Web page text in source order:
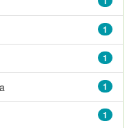
1
1
1
1